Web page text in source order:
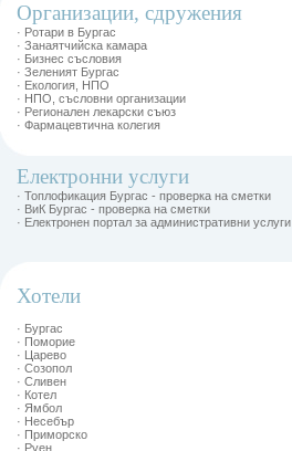
Организации, сдружения
· Ротари в Бургас
· Занаятчийска камара
· Бизнес съсловия
· Зеленият Бургас
· Екология, НПО
· НПО, съсловни организации
· Регионален лекарски съюз
· Фармацевтична колегия
Електронни услуги
· Топлофикация Бургас - проверка на сметки
· ВиК Бургас - проверка на сметки
· Електронен портал за административни услуги
Хотели
· Бургас
· Поморие
· Царево
· Созопол
· Сливен
· Котел
· Ямбол
· Несебър
· Приморско
· Руен